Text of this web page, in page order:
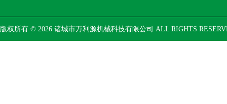
版权所有 © 2026 诸城市万利源机械科技有限公司 ALL RIGHTS